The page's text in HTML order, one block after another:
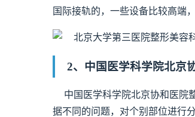
国际接轨的，一些设备比较高端
2、中国医学科学院北京
中国医学科学院北京协和医院
据不同的问题，对个别部位进行